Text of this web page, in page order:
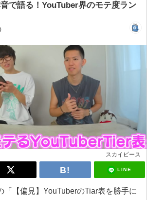
で語る！YouTuber界のモテ度ラン
スカイピース
LINE
「【偏見】YouTuberのTiar表を勝手に